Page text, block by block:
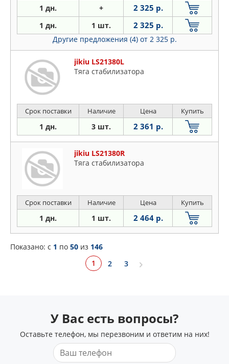
1 дн. + 2 325 р.
1 дн. 1 шт. 2 325 р.
Другие предложения (4) от 2 325 р.
jikiu LS21380L
Тяга стабилизатора
Срок поставки Наличие Цена Купить
1 дн. 3 шт. 2 361 р.
jikiu LS21380R
Тяга стабилизатора
Срок поставки Наличие Цена Купить
1 дн. 1 шт. 2 464 р.
Показано: c 1 по 50 из 146
1
2 3
У Вас есть вопросы?
Оставьте телефон, мы перезвоним и ответим на них!